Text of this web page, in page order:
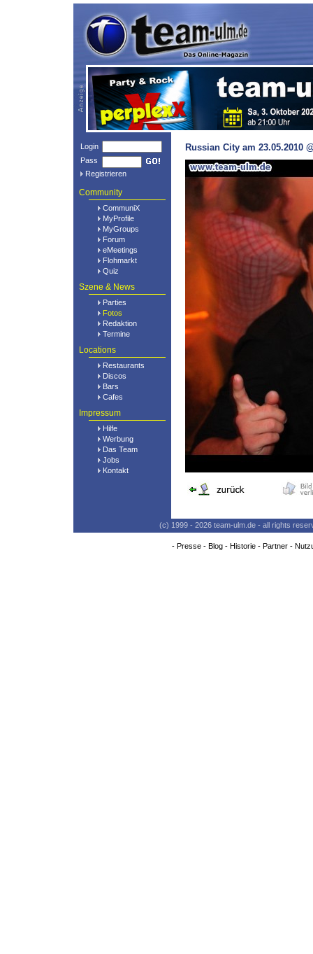
Login
Pass
Registrieren
Community
CommuniX
MyProfile
MyGroups
Forum
eMeetings
Flohmarkt
Quiz
Szene & News
Parties
Fotos
Redaktion
Termine
Locations
Restaurants
Discos
Bars
Cafes
Impressum
Hilfe
Werbung
Das Team
Jobs
Kontakt
Russian City am 23.05.2010
(c) 1999 - 2026 team-ulm.de - all rights
- Presse- Blog- Historie- Partner-